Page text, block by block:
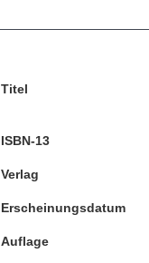
Titel
ISBN-13
Verlag
Erscheinungsdatum
Auflage